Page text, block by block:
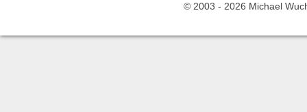
© 2003 - 2026 Michael